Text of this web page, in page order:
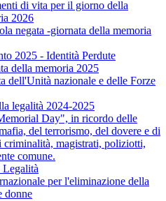
di vita per il giorno della
2026
negata -giornata della memoria
2025 - Identità Perdute
della memoria 2025
dell'Unità nazionale e delle Forze
legalità 2024-2025
Day", in ricordo delle
del terrorismo, del dovere e di
criminalità, magistrati, poliziotti,
comune.
Legalità
per l'eliminazione della
donne